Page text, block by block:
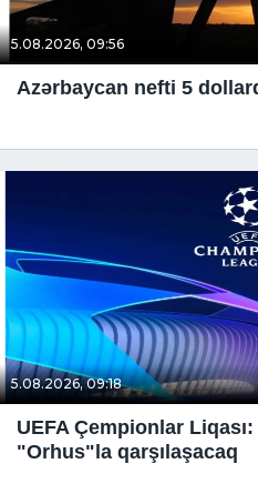
5.08.2026, 09:56
Azərbaycan nefti 5
5.08.2026, 09:18
UEFA Çempionlar
"Orhus"la qarşılaşacaq